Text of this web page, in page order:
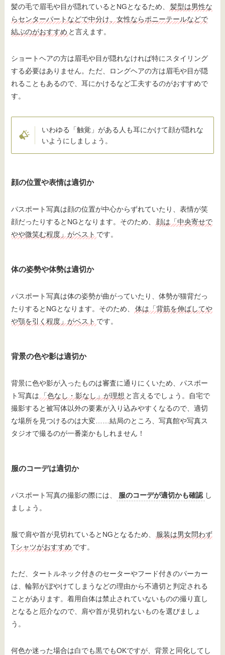
髪の毛で眉毛や目が隠れているとNGとなるため、
髪型は男性な
らセンターパートなどで中分け、女性ならポニーテールなどで
結ぶのがおすすめ と言えます。
ショートヘアの方は眉毛や目が隠れなければ特にスタイリング
する必要はありません。ただ、ロングヘアの方は眉毛や目が隠
れることもあるので、耳にかけるなど工夫するのがおすすめで
す。
いわゆる「触覚」がある人も耳にかけて顔が隠れな
いようにしましょう。
顔の位置や表情は適切か
パスポート写真は顔の位置が中心からずれていたり、表情が笑
顔だったりするとNGとなります。そのため、
顔は「中央寄せで
やや微笑む程度」がベスト です。
体の姿勢や体勢は適切か
パスポート写真は体の姿勢が曲がっていたり、体勢が猫背だっ
たりするとNGとなります。そのため、
体は「背筋を伸ばしてや
や顎を引く程度」がベスト です。
背景の色や影は適切か
背景に色や影が入ったものは審査に通りにくいため、パスポー
ト写真は
「色なし・影なし」が理想 と言えるでしょう。自宅で
撮影すると被写体以外の要素が入り込みやすくなるので、適切
な場所を見つけるのは大変……結局のところ、写真館や写真ス
タジオで撮るのが一番楽かもしれません！
服のコーデは適切か
パスポート写真の撮影の際には、 服のコーデが適切かも確認 し
ましょう。
服で肩や首が見切れているとNGとなるため、
服装は男女問わず
Tシャツがおすすめ です。
ただ、タートルネック付きのセーターやフード付きのパーカー
は、輪郭がぼやけてしまうなどの理由から不適切と判定される
ことがあります。着用自体は禁止されていないものの撮り直し
となると厄介なので、肩や首が見切れないものを選びましょ
う。
何色か迷った場合は白でも黒でもOKですが、背景と同化してし